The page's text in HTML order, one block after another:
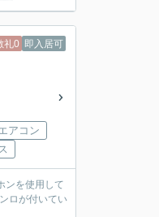
礼0 即入居可
アコン
ンを使用して
ロが付いてい